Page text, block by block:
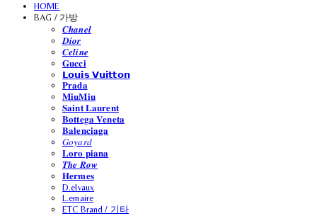
HOME
BAG / 가방
𝑪𝒉𝒂𝒏𝒆𝒍
𝑫𝒊𝒐𝒓
𝑪𝒆𝒍𝒊𝒏𝒆
𝐆𝐮𝐜𝐜𝐢
𝗟𝗼𝘂𝗶𝘀 𝗩𝘂𝗶𝘁𝘁𝗼𝗻
𝐏𝐫𝐚𝐝𝐚
𝐌𝐢𝐮𝐌𝐢𝐮
𝐒𝐚𝐢𝐧𝐭 𝐋𝐚𝐮𝐫𝐞𝐧𝐭
𝐁𝐨𝐭𝐭𝐞𝐠𝐚 𝐕𝐞𝐧𝐞𝐭𝐚
𝐁𝐚𝐥𝐞𝐧𝐜𝐢𝐚𝐠𝐚
𝐺𝑜𝑦𝑎𝑟𝑑
𝐋𝐨𝐫𝐨 𝐩𝐢𝐚𝐧𝐚
𝑻𝒉𝒆 𝑹𝒐𝒘
𝐇𝐞𝐫𝐦𝐞𝐬
D.elvaux
L.emaire
ETC Brand / 기타